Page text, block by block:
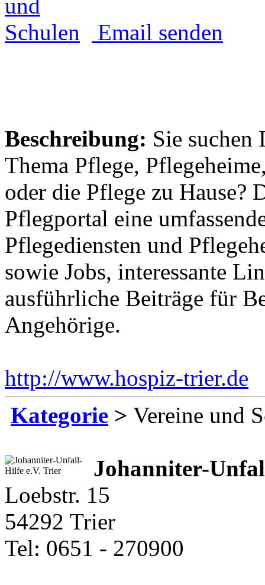
Email senden
Beschreibung: Sie suchen
Thema Pflege,
oder die Pflege zu Hause?
Pflegportal eine
Pflegediensten und
sowie Jobs, interessante
ausführliche Beiträge für
Angehörige.
http://www.hospiz-trier.de
Kategorie > Vereine und
Johanniter-
Loebstr. 15
54292 Trier
Tel: 0651 - 270900